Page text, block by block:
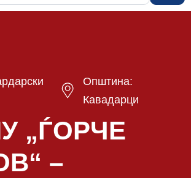
Општина:
Кавадарци
„ЃОРЧЕ
–